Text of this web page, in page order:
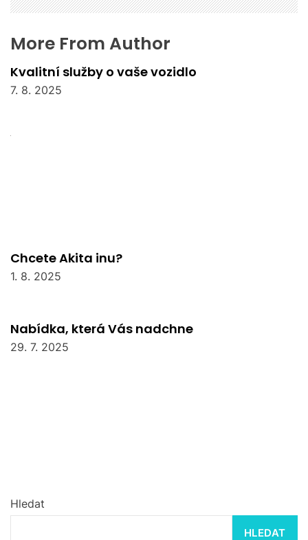
More From Author
Kvalitní služby o vaše vozidlo
7. 8. 2025
Chcete Akita inu?
1. 8. 2025
Nabídka, která Vás nadchne
29. 7. 2025
Hledat
HLEDAT